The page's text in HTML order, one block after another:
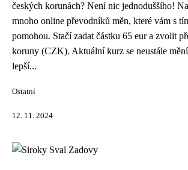
českých korunách? Není nic jednoduššího!
mnoho online převodníků měn, které vám s
pomohou. Stačí zadat částku 65 eur a zvolit
koruny (CZK). Aktuální kurz se neustále
lepší...
Ostatní
12. 11. 2024